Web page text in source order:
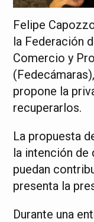
Felipe
la Federación
Comercio y
propone la
recuperarlos.
La propuesta
la intención
puedan
presenta la
Durante una